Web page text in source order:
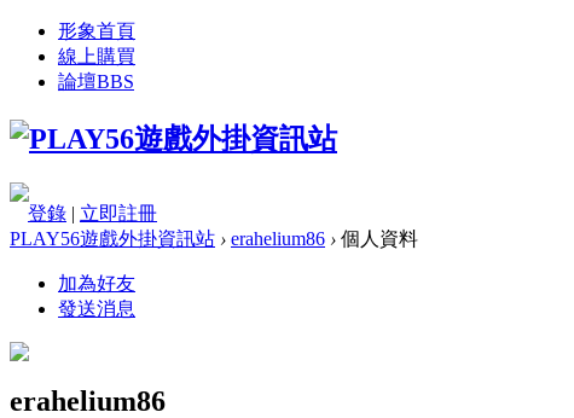
形象首頁
線上購買
論壇BBS
登錄 | 立即註冊
PLAY56遊戲外掛資訊站 › erahelium86 › 個人資料
加為好友
發送消息
erahelium86